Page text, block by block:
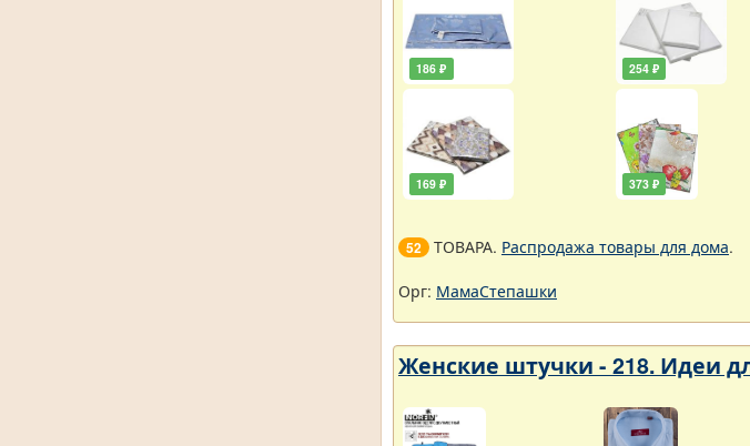
186 ₽
169 ₽
254 ₽
373 ₽
52 ТОВАРА. Распродажа товары для дома.
Орг: МамаСтепашки
Женские штучки - 218. Идеи